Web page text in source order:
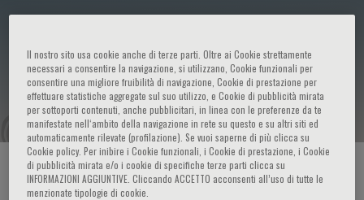
Impact of the Mediterranean diet on
the aging process: potential
pathophysiological mechanisms
HOME PAGE / CURSOS Y EVENTOS / INFORMACION EVENTO
Il nostro sito usa cookie anche di terze parti. Oltre ai Cookie strettamente
necessari a consentire la navigazione, si utilizzano, Cookie funzionali per
consentire una migliore fruibilità di navigazione, Cookie di prestazione per
effettuare statistiche aggregate sul suo utilizzo, e Cookie di pubblicità mirata
per sottoporti contenuti, anche pubblicitari, in linea con le preferenze da te
manifestate nell‘ambito della navigazione in rete su questo e su altri siti ed
automaticamente rilevate (profilazione). Se vuoi saperne di più clicca su
Cookie policy. Per inibire i Cookie funzionali, i Cookie di prestazione, i Cookie
di pubblicità mirata e/o i cookie di specifiche terze parti clicca su
INFORMAZIONI AGGIUNTIVE. Cliccando ACCETTO acconsenti all’uso di tutte le
menzionate tipologie di cookie.